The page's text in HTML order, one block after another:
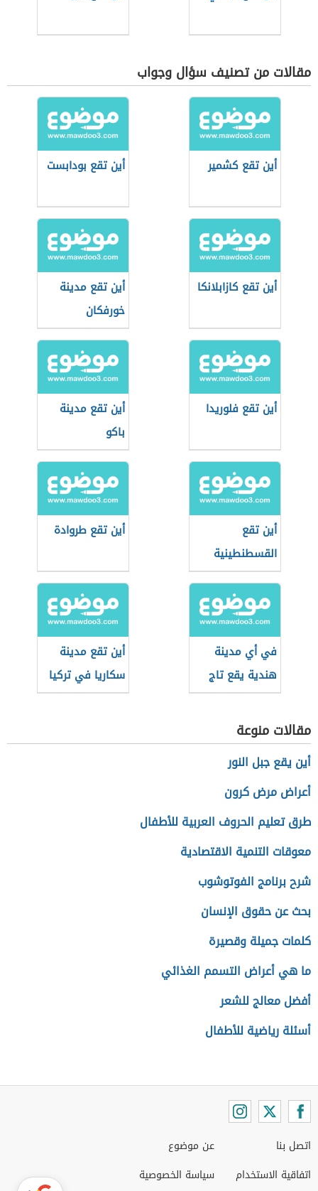
مقالات من تصنيف سؤال وجواب
أين تقع كشمير أين تقع بودابست
أين تقع كازابلانكا
أين تقع مدينة
خورفكان
أين تقع فلوريدا
أين تقع مدينة
باكو
أين تقع
القسطنطينية
أين تقع طروادة
في أي مدينة
هندية يقع تاج
محل
أين تقع مدينة
سكاريا في تركيا
مقالات منوعة
أين يقع جبل النور
أعراض مرض كرون
طرق تعليم الحروف العربية للأطفال
معوقات التنمية الاقتصادية
شرح برنامج الفوتوشوب
بحث عن حقوق الإنسان
كلمات جميلة وقصيرة
ما هي أعراض التسمم الغذائي
أفضل معالج للشعر
أسئلة رياضية للأطفال
اتصل بنا
اتفاقية الاستخدام
عن موضوع
سياسة الخصوصية